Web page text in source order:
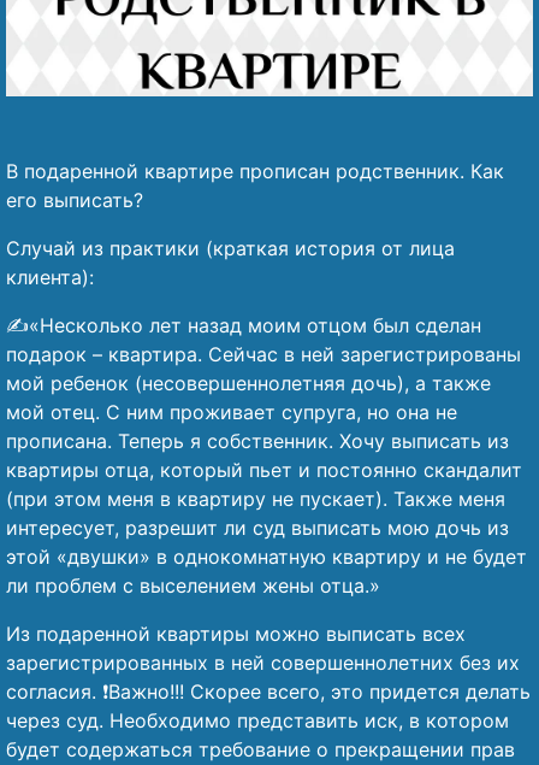
В подаренной квартире прописан родственник. Как
его выписать?
Случай из практики (краткая история от лица
клиента):
✍️«Несколько лет назад моим отцом был сделан
подарок – квартира. Сейчас в ней зарегистрированы
мой ребенок (несовершеннолетняя дочь), а также
мой отец. С ним проживает супруга, но она не
прописана. Теперь я собственник. Хочу выписать из
квартиры отца, который пьет и постоянно скандалит
(при этом меня в квартиру не пускает). Также меня
интересует, разрешит ли суд выписать мою дочь из
этой «двушки» в однокомнатную квартиру и не будет
ли проблем с выселением жены отца.»
Из подаренной квартиры можно выписать всех
зарегистрированных в ней совершеннолетних без их
согласия. ❗Важно!!! Скорее всего, это придется делать
через суд. Необходимо представить иск, в котором
будет содержаться требование о прекращении прав